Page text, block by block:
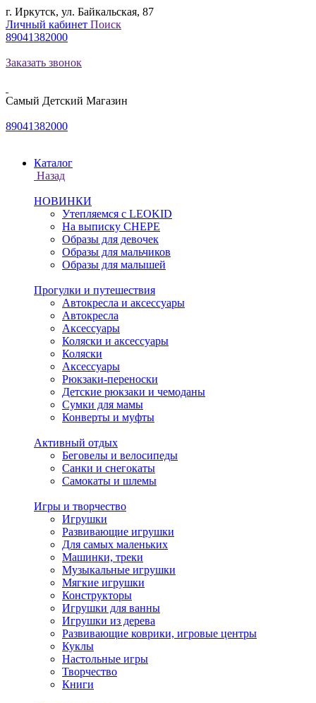
г. Иркутск, ул. Байкальская, 87
Личный кабинет Поиск
89041382000
Заказать звонок
Самый Детский Магазин
89041382000
Каталог
Назад
НОВИНКИ
Утепляемся с LEOKID
На выписку CHEPE
Образы для девочек
Образы для мальчиков
Образы для малышей
Прогулки и путешествия
Автокресла и аксессуары
Автокресла
Аксессуары
Коляски и аксессуары
Коляски
Аксессуары
Рюкзаки-переноски
Детские рюкзаки и чемоданы
Сумки для мамы
Конверты и муфты
Активный отдых
Беговелы и велосипеды
Санки и снегокаты
Самокаты и шлемы
Игры и творчество
Игрушки
Развивающие игрушки
Для самых маленьких
Машинки, треки
Музыкальные игрушки
Мягкие игрушки
Конструкторы
Игрушки для ванны
Игрушки из дерева
Развивающие коврики, игровые центры
Куклы
Настольные игры
Творчество
Книги